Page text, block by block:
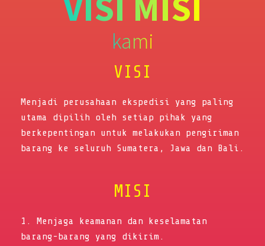
kami
VISI
Menjadi perusahaan ekspedisi yang paling
utama dipilih oleh setiap pihak yang
berkepentingan untuk melakukan pengiriman
barang ke seluruh Sumatera, Jawa dan Bali.
MISI
1. Menjaga keamanan dan keselamatan
barang-barang yang dikirim.